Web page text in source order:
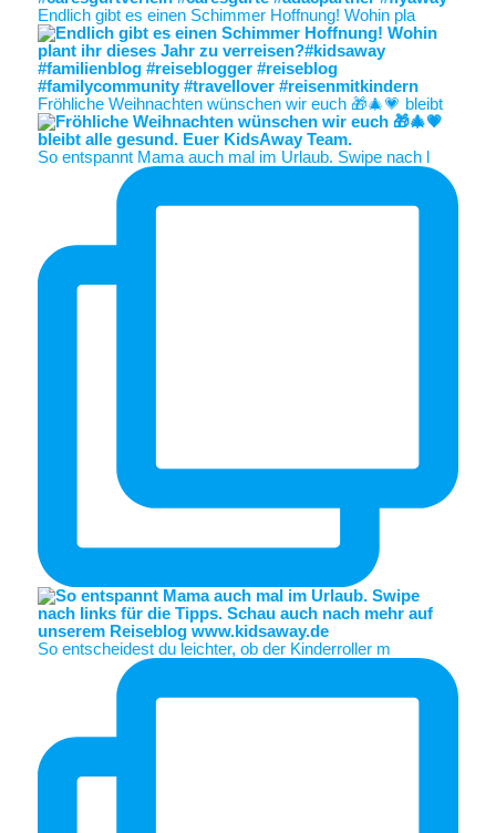
Endlich gibt es einen Schimmer Hoffnung! Wohin pla
Fröhliche Weihnachten wünschen wir euch 🎁🎄💗 bleibt
So entspannt Mama auch mal im Urlaub. Swipe nach l
So entscheidest du leichter, ob der Kinderroller m